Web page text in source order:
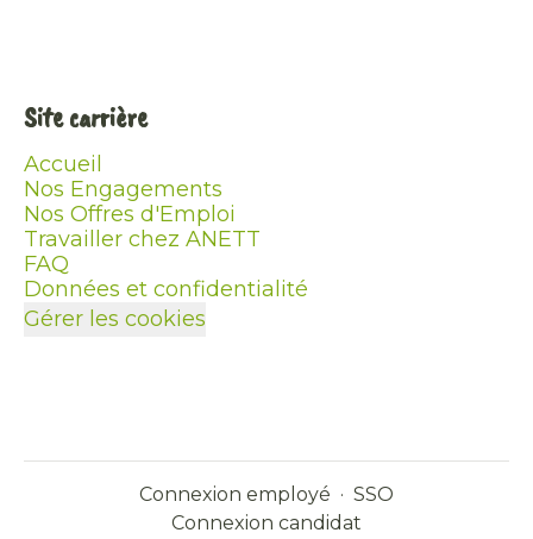
Site carrière
Accueil
Nos Engagements
Nos Offres d'Emploi
Travailler chez ANETT
FAQ
Données et confidentialité
Gérer les cookies
Connexion employé · SSO
Connexion candidat